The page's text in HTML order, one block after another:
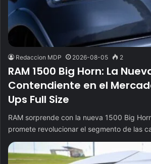
Redaccion MDP 2026-08-05 2
RAM 1500 Big Horn: La
Contendiente en el
Ups Full Size
RAM sorprende con la nueva 1500 Big
promete revolucionar el segmento de las